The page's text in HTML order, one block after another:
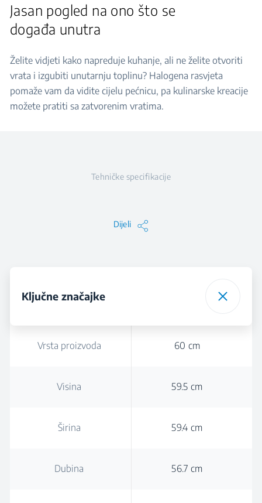
Jasan pogled na ono što se
događa unutra
Želite vidjeti kako napreduje kuhanje, ali ne želite otvoriti
vrata i izgubiti unutarnju toplinu? Halogena rasvjeta
pomaže vam da vidite cijelu pećnicu, pa kulinarske kreacije
možete pratiti sa zatvorenim vratima.
Tehničke specifikacije
Dijeli
Ključne značajke
Vrsta proizvoda 60 cm
Visina 59.5 cm
Širina 59.4 cm
Dubina 56.7 cm